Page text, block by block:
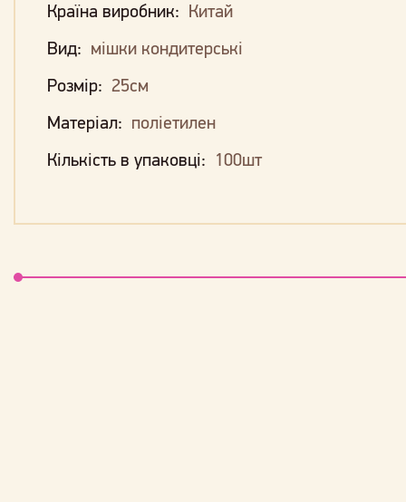
Країна виробник: Китай
Вид: мішки кондитерські
Розмір: 25см
Матеріал: поліетилен
Кількість в упаковці: 100шт